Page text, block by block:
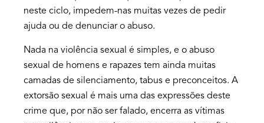
neste ciclo, impedem-nas muitas vezes de pedir
ajuda ou de denunciar o abuso.
Nada na violência sexual é simples, e o abuso
sexual de homens e rapazes tem ainda muitas
camadas de silenciamento, tabus e preconceitos. A
extorsão sexual é mais uma das expressões deste
crime que, por não ser falado, encerra as vítimas